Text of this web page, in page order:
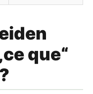
que“